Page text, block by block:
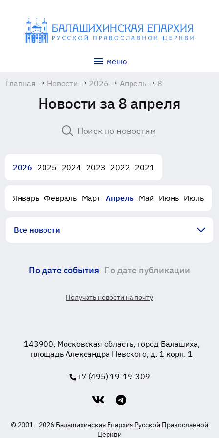
меню
Главная → Новости → 2026 → Апрель → 8
Новости за 8 апреля
2026 2025 2024 2023 2022 2021
Январь Февраль Март Апрель Май Июнь Июль
Все новости
По дате события По дате публикации
Получать новости на почту
143900, Московская область, город Балашиха,
площадь Александра Невского, д. 1 корп. 1
+7 (495) 19-19-309
© 2001—2026 Балашихинская Епархия Русской Православной
Церкви